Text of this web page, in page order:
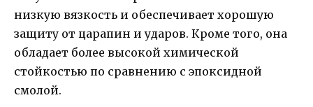
низкую вязкость и обеспечивает хорошую
защиту от царапин и ударов. Кроме того, она
обладает более высокой химической
стойкостью по сравнению с эпоксидной
смолой.